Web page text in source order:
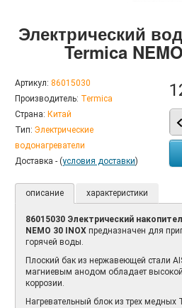
Электрический
Termica
Артикул: 86015030
Производитель: Termica
Страна: Китай
Тип: Электрические
водонагреватели
Доставка - (условия доставки)
описание характеристики
86015030 Электрический
NEMO 30 INOX предназначен для
горячей воды.
Плоский бак из нержавеющей стали
магниевым анодом обладает
коррозии.
Нагревательный блок из трех медных